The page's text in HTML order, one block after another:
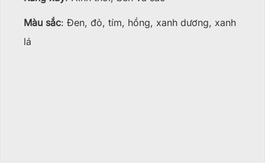
Màu sắc: Đen, đỏ, tím, hồng, xanh dương, xanh
lá